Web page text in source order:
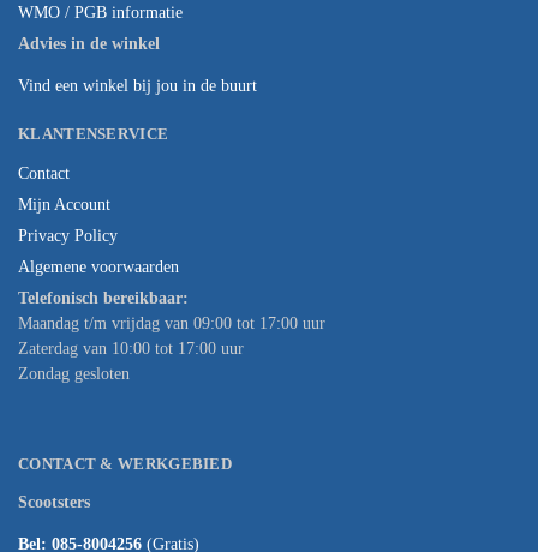
WMO / PGB informatie
Advies in de winkel
Vind een winkel bij jou in de buurt
KLANTENSERVICE
Contact
Mijn Account
Privacy Policy
Algemene voorwaarden
Telefonisch bereikbaar:
Maandag t/m vrijdag van 09:00 tot 17:00 uur
Zaterdag van 10:00 tot 17:00 uur
Zondag gesloten
CONTACT & WERKGEBIED
Scootsters
Bel: 085-8004256 (Gratis)